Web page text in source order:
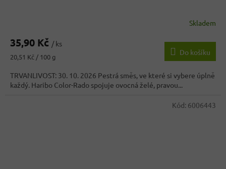
Skladem
35,90 Kč / ks
Měrná
20,51 Kč / 100 g
Do košíku
TRVANLIVOST: 30. 10. 2026 Pestrá směs, ve které si vybere úplně
každý. Haribo Color-Rado spojuje ovocná želé, pravou...
Kód: 6006443